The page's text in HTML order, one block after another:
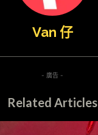
Van 仔
- 廣告 -
Related Articles